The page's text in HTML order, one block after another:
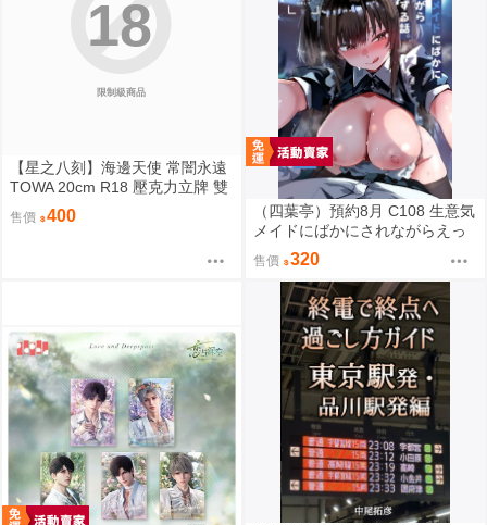
限制級商品
18
【星之八刻】海邊天使 常闇永遠
TOWA 20cm R18 壓克力立牌 雙
面不同圖 Hololive【FF47場前預
購】{宅即門}
售價 400
（四葉亭）預約8月 C108 生意気
メイドにばかにされながらえっ
ちする話。2 むおと
售價 320